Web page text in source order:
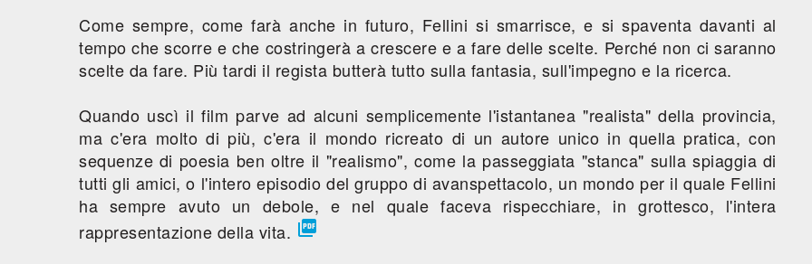
Come sempre, come farà anche in futuro, Fellini si smarrisce, e si spaventa davanti al
tempo che scorre e che costringerà a crescere e a fare delle scelte. Perché non ci saranno
scelte da fare. Più tardi il regista butterà tutto sulla fantasia, sull'impegno e la ricerca.
Quando uscì il film parve ad alcuni semplicemente l'istantanea "realista" della provincia,
ma c'era molto di più, c'era il mondo ricreato di un autore unico in quella pratica, con
sequenze di poesia ben oltre il "realismo", come la passeggiata "stanca" sulla spiaggia di
tutti gli amici, o l'intero episodio del gruppo di avanspettacolo, un mondo per il quale Fellini
ha sempre avuto un debole, e nel quale faceva rispecchiare, in grottesco, l'intera
rappresentazione della vita. 